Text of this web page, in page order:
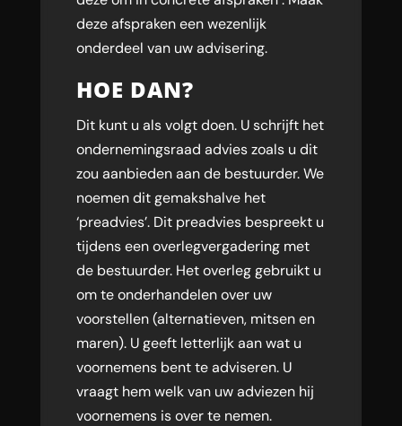
deze afspraken een wezenlijk
onderdeel van uw advisering.
HOE DAN?
Dit kunt u als volgt doen. U schrijft het
ondernemingsraad advies zoals u dit
zou aanbieden aan de bestuurder. We
noemen dit gemakshalve het
‘preadvies’. Dit preadvies bespreekt u
tijdens een overlegvergadering met
de bestuurder. Het overleg gebruikt u
om te onderhandelen over uw
voorstellen (alternatieven, mitsen en
maren). U geeft letterlijk aan wat u
voornemens bent te adviseren. U
vraagt hem welk van uw adviezen hij
voornemens is over te nemen.